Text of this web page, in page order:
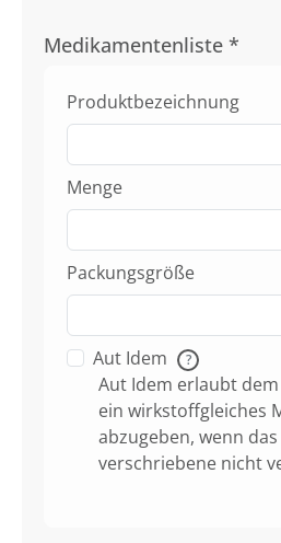
Medikamentenliste *
Produktbezeichnung
Menge
Packungsgröße
Aut Idem ?
Aut Idem erlaubt
ein wirkstoffgleiches
abzugeben, wenn
verschriebene nicht